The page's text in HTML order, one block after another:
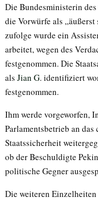
Die Bundesministerin
die Vorwürfe als
zufolge wurde ein
arbeitet, wegen des
festgenommen. Die
als Jian G. identifiziert
festgenommen.
Ihm werde vorgeworfen,
Parlamentsbetrieb an
Staatssicherheit
ob der Beschuldigte
politische Gegner
Die weiteren